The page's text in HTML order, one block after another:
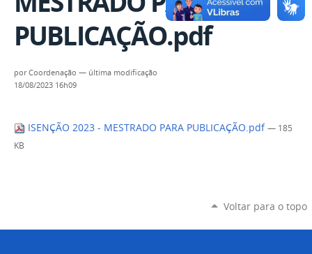
PUBLICAÇÃO.pdf
porCoordenação — última modificação
18/08/2023 16h09
ISENÇÃO 2023 - MESTRADO PARA PUBLICAÇÃO.pdf — 185
KB
Voltar para o topo